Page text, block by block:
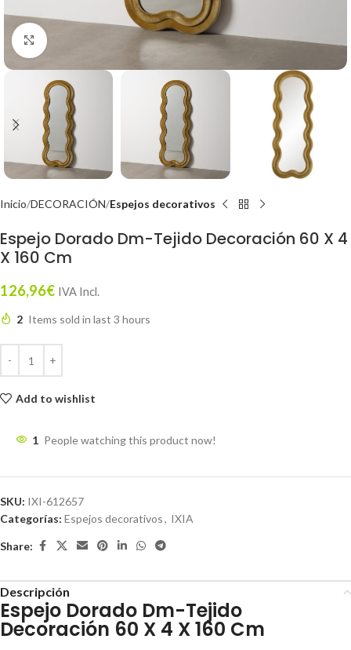
Click to enlarge
Inicio DECORACIÓN Espejos decorativos
Espejo Dorado Dm-Tejido Decoración 60 X 4
X 160 Cm
126,96€ IVA Incl.
2 Items sold in last 3 hours
Add to wishlist
1 People watching this product now!
SKU: IXI-612657
Categorías: Espejos decorativos, IXIA
Share:
Descripción
Espejo Dorado Dm-Tejido
Decoración 60 X 4 X 160 Cm